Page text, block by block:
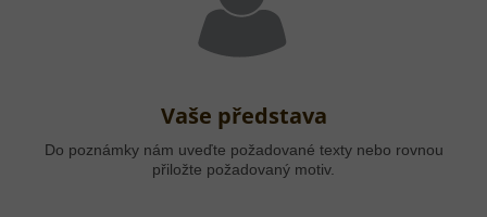
Vaše představa
Do poznámky nám uveďte požadované texty nebo rovnou
přiložte požadovaný motiv.